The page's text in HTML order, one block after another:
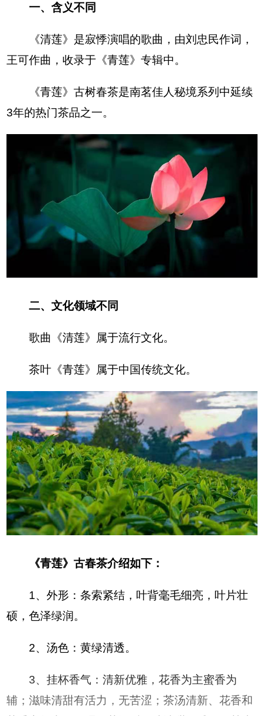
一、含义不同
《清莲》是寂悸演唱的歌曲，由刘忠民作词，
王可作曲，收录于《青莲》专辑中。
《青莲》古树春茶是南茗佳人秘境系列中延续
3年的热门茶品之一。
二、文化领域不同
歌曲《清莲》属于流行文化。
茶叶《青莲》属于中国传统文化。
《青莲》古春茶介绍如下：
1、外形：条索紧结，叶背毫毛细亮，叶片壮
硕，色泽绿润。
2、汤色：黄绿清透。
3、挂杯香气：清新优雅，花香为主蜜香为
辅；滋味清甜有活力，无苦涩；茶汤清新、花香和